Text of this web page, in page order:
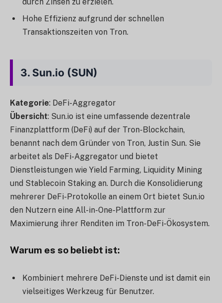
durch Zinsen zu erzielen.
Hohe Effizienz aufgrund der schnellen
Transaktionszeiten von Tron.
3. Sun.io (SUN)
Kategorie: DeFi-Aggregator
Übersicht: Sun.io ist eine umfassende dezentrale
Finanzplattform (DeFi) auf der Tron-Blockchain,
benannt nach dem Gründer von Tron, Justin Sun. Sie
arbeitet als DeFi-Aggregator und bietet
Dienstleistungen wie Yield Farming, Liquidity Mining
und Stablecoin Staking an. Durch die Konsolidierung
mehrerer DeFi-Protokolle an einem Ort bietet Sun.io
den Nutzern eine All-in-One-Plattform zur
Maximierung ihrer Renditen im Tron-DeFi-Ökosystem.
Warum es so beliebt ist:
Kombiniert mehrere DeFi-Dienste und ist damit ein
vielseitiges Werkzeug für Benutzer.